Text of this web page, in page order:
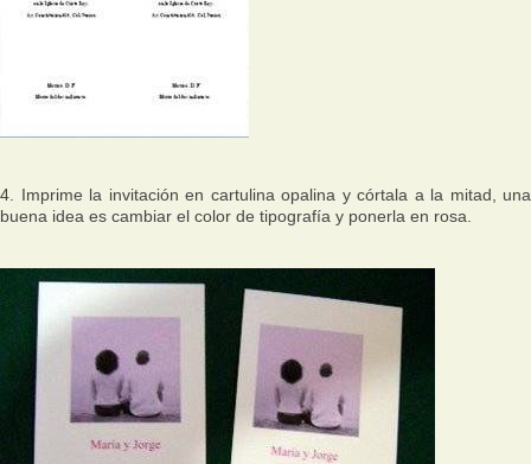
4. Imprime la invitación en cartulina opalina y córtala a la mitad, una
buena idea es cambiar el color de tipografía y ponerla en rosa.